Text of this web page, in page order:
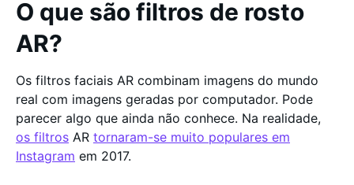
O que são filtros de rosto
AR?
Os filtros faciais AR combinam imagens do mundo
real com imagens geradas por computador. Pode
parecer algo que ainda não conhece. Na realidade,
os filtros AR tornaram-se muito populares em
Instagram em 2017.